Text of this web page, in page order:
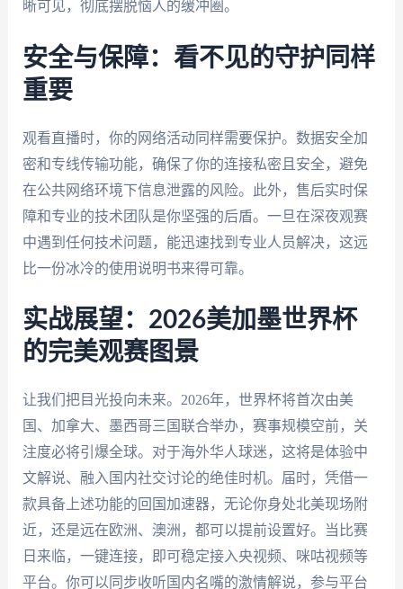
晰可见，彻底摆脱恼人的缓冲圈。
安全与保障：看不见的守护同样
重要
观看直播时，你的网络活动同样需要保护。数据安全加
密和专线传输功能，确保了你的连接私密且安全，避免
在公共网络环境下信息泄露的风险。此外，售后实时保
障和专业的技术团队是你坚强的后盾。一旦在深夜观赛
中遇到任何技术问题，能迅速找到专业人员解决，这远
比一份冰冷的使用说明书来得可靠。
实战展望：2026美加墨世界杯
的完美观赛图景
让我们把目光投向未来。2026年，世界杯将首次由美
国、加拿大、墨西哥三国联合举办，赛事规模空前，关
注度必将引爆全球。对于海外华人球迷，这将是体验中
文解说、融入国内社交讨论的绝佳时机。届时，凭借一
款具备上述功能的回国加速器，无论你身处北美现场附
近，还是远在欧洲、澳洲，都可以提前设置好。当比赛
日来临，一键连接，即可稳定接入央视频、咪咕视频等
平台。你可以同步收听国内名嘴的激情解说，参与平台